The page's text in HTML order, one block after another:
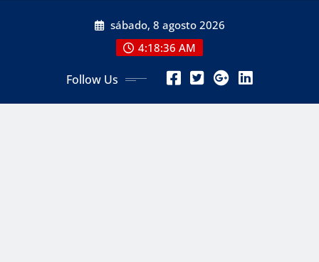
sábado, 8 agosto 2026
4:18:38 AM
Follow Us